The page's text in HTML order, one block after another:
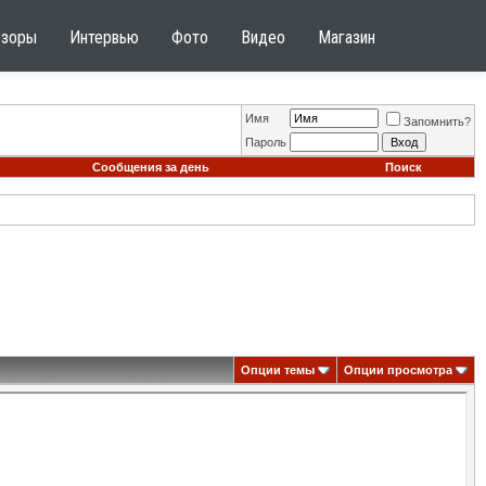
Интервью Фото Видео Магазин
Имя
Запомнить?
Пароль
Сообщения за день
Поиск
Опции темы Опции просмотра